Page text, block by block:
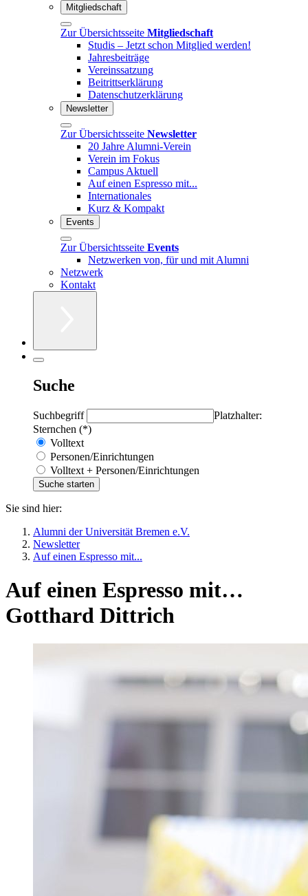
Mitgliedschaft
Zur Übersichtsseite Mitgliedschaft
Studis – Jetzt schon Mitglied werden!
Jahresbeiträge
Vereinssatzung
Beitrittserklärung
Datenschutzerklärung
Newsletter
Zur Übersichtsseite Newsletter
20 Jahre Alumni-Verein
Verein im Fokus
Campus Aktuell
Auf einen Espresso mit...
Internationales
Kurz & Kompakt
Events
Zur Übersichtsseite Events
Netzwerken von, für und mit Alumni
Netzwerk
Kontakt
Suche
Suchbegriff
Platzhalter:
Sternchen (*)
Volltext
Personen/Einrichtungen
Volltext + Personen/Einrichtungen
Sie sind hier:
Alumni der Universität Bremen e.V.
Newsletter
Auf einen Espresso mit...
Auf einen Espresso mit…
Gotthard Dittrich